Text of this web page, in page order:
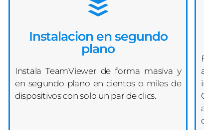
Instalacion en segundo
plano
Instala TeamViewer de forma masiva y
en segundo plano en cientos o miles de
dispositivos con solo un par de clics.